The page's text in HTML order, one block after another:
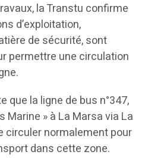
la Transtu confirme
d’exploitation,
de sécurité, sont
permettre une circulation
que la ligne de bus n°347,
Marine » à La Marsa via La
circuler normalement pour
dans cette zone.